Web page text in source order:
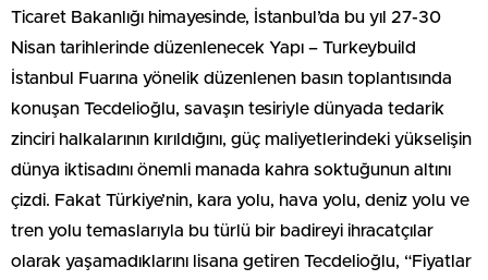
Ticaret Bakanlığı himayesinde, İstanbul’da bu yıl 27-30
Nisan tarihlerinde düzenlenecek Yapı – Turkeybuild
İstanbul Fuarına yönelik düzenlenen basın toplantısında
konuşan Tecdelioğlu, savaşın tesiriyle dünyada tedarik
zinciri halkalarının kırıldığını, güç maliyetlerindeki yükselişin
dünya iktisadını önemli manada kahra soktuğunun altını
çizdi. Fakat Türkiye’nin, kara yolu, hava yolu, deniz yolu ve
tren yolu temaslarıyla bu türlü bir badireyi ihracatçılar
olarak yaşamadıklarını lisana getiren Tecdelioğlu, “Fiyatlar